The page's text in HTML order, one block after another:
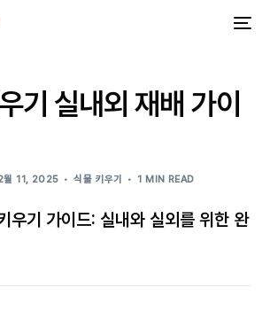
기 실내외 재배 가이
월 11, 2025 식물 키우기 1 MIN READ
기 가이드: 실내와 실외를 위한 완